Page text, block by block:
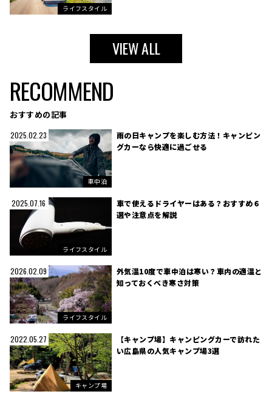
ライフスタイル
VIEW ALL
RECOMMEND
おすすめの記事
2025.02.23
車中泊
雨の日キャンプを楽しむ方法！キャンピン
グカーなら快適に過ごせる
2025.07.16
ライフスタイル
車で使えるドライヤーはある？おすすめ６
選や注意点を解説
2026.02.09
ライフスタイル
外気温10度で車中泊は寒い？車内の適温と
知っておくべき寒さ対策
2022.05.27
キャンプ場
【キャンプ場】キャンピングカーで訪れた
い広島県の人気キャンプ場3選